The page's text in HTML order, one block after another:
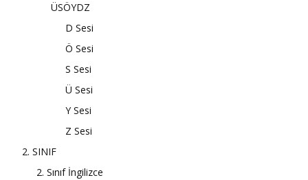
ÜSÖYDZ
D Sesi
Ö Sesi
S Sesi
Ü Sesi
Y Sesi
Z Sesi
2. SINIF
2. Sınıf İngilizce